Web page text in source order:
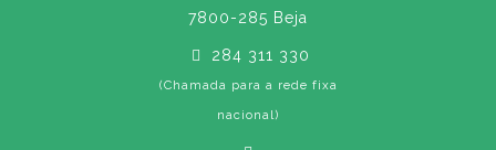
7800-285 Beja
284 311 330
(Chamada para a rede fixa
nacional)